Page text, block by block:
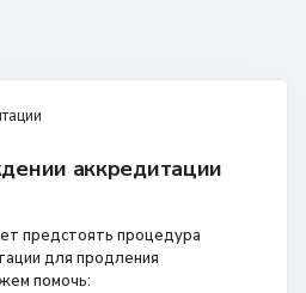
аккредитации
предстоять процедура
для продления
помочь: